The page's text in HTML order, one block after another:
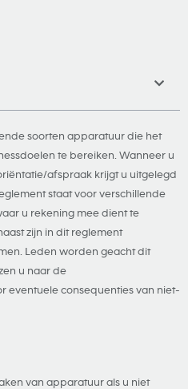
soorten apparatuur die het
te bereiken. Wanneer u
afspraak krijgt u uitgelegd
staat voor verschillende
u rekening mee dient te
zijn in dit reglement
Leden worden geacht dit
u naar de
eventuele consequenties van niet-
van apparatuur als u niet